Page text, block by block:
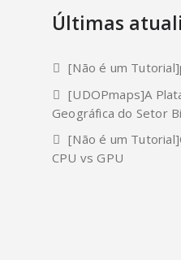
Últimas
[Não é um
[UDOPmaps]A
Geográfica do Setor
[Não é um
CPU vs GPU